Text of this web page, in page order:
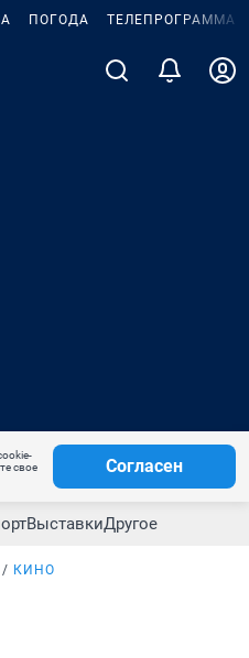
ПОГОДА ТЕЛЕПРОГРАММА
свое
Согласен
ВыставкиДругое
КИНО